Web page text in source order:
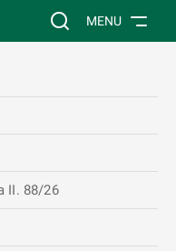
Vyhledávání na
MENU
II. 88/26